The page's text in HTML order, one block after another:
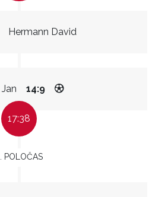
Hermann David
14:9
17:38
POLOČAS